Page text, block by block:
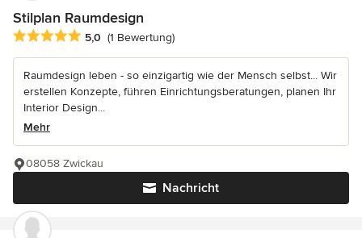
Stilplan Raumdesign
Durchschnittliche Bewertung: 5 von 5 Sternen
5,0 (1 Bewertung)
Raumdesign leben - so einzigartig wie der Mensch selbst... Wir
erstellen Konzepte, führen Einrichtungsberatungen, planen Ihr
Interior Design...
Mehr
Nachricht
08058 Zwickau